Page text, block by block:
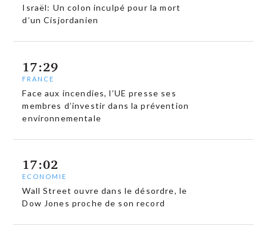
Israël: Un colon inculpé pour la mort
d’un Cisjordanien
17:29
FRANCE
Face aux incendies, l’UE presse ses
membres d’investir dans la prévention
environnementale
17:02
ECONOMIE
Wall Street ouvre dans le désordre, le
Dow Jones proche de son record